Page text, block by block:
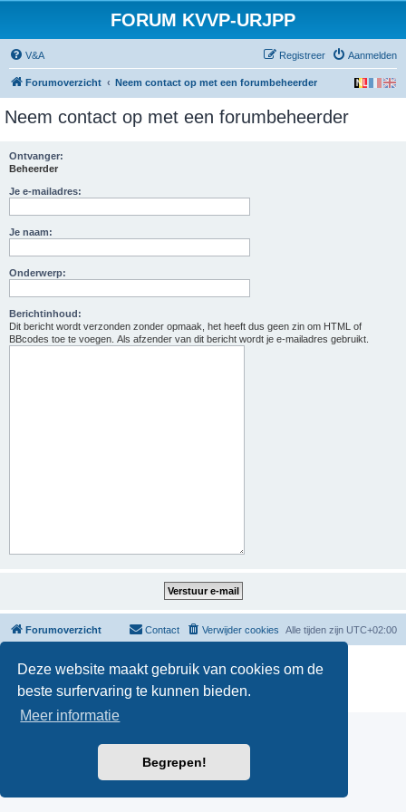
Deze website maakt gebruik van cookies om de
beste surfervaring te kunnen bieden.
Meer informatie
Begrepen!
FORUM KVVP-URJPP
V&A Aanmelden
Registreer
Forumoverzicht Neem contact op met een forumbeheerder
Neem contact op met een forumbeheerder
Ontvanger:
Beheerder
Je e-mailadres:
Je naam:
Onderwerp:
Berichtinhoud:
Dit bericht wordt verzonden zonder opmaak, het heeft dus geen zin om HTML of
BBcodes toe te voegen. Als afzender van dit bericht wordt je e-mailadres gebruikt.
Forumoverzicht Alle tijden zijn UTC+02:00
Verwijder cookies
Contact
Powered by phpBB® Forum Software © phpBB Limited
Nederlandse vertaling door
Privacy| Gebruikersvoorwaarden